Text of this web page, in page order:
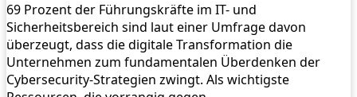
69 Prozent der Führungskräfte im IT- und
Sicherheitsbereich sind laut einer Umfrage davon
überzeugt, dass die digitale Transformation die
Unternehmen zum fundamentalen Überdenken der
Cybersecurity-Strategien zwingt. Als wichtigste